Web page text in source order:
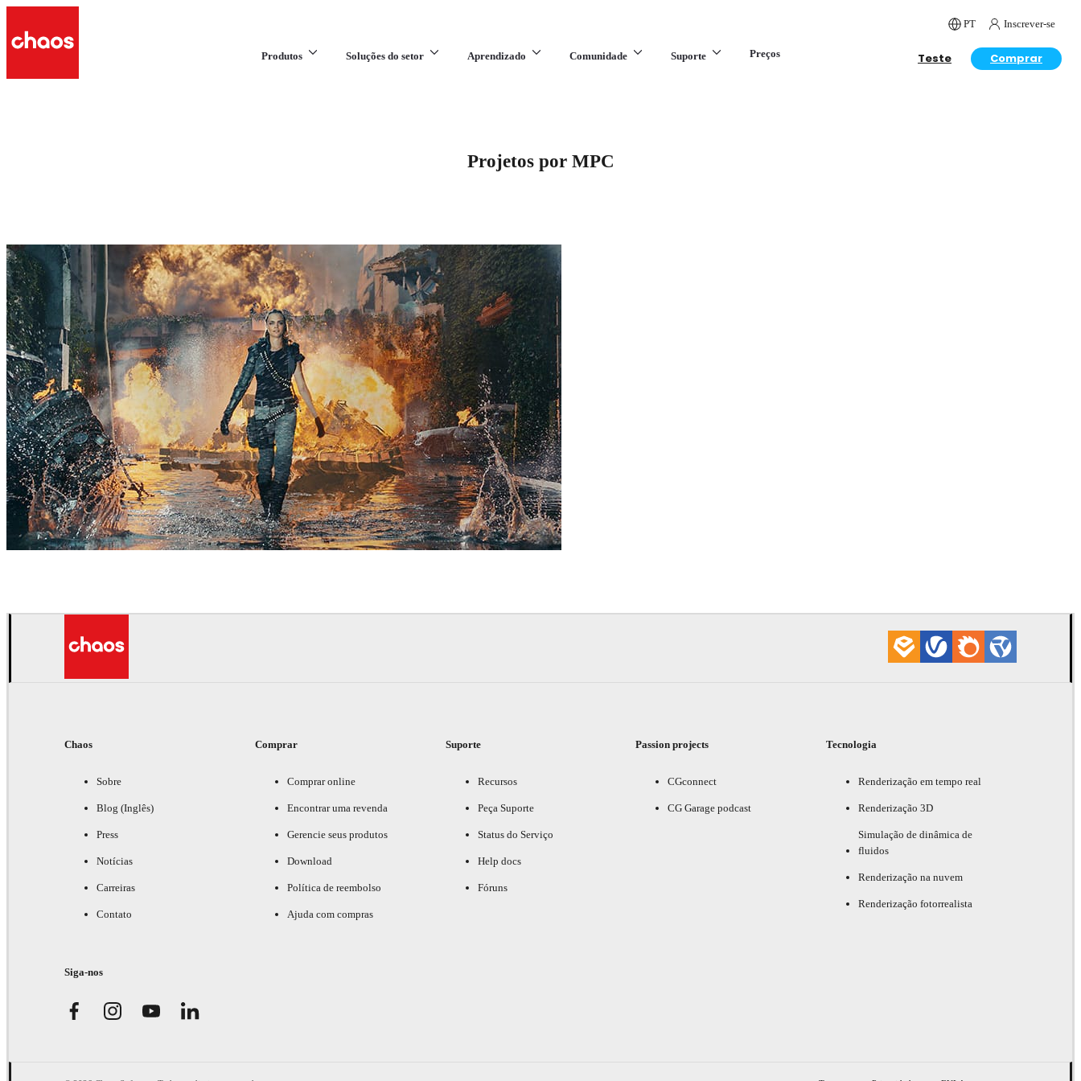
PT Inscrever-se
Produtos Soluções do setor Aprendizado Comunidade Suporte Preços Teste Comprar
Projetos por MPC
Chaos
Sobre
Blog (Inglês)
Press
Notícias
Carreiras
Contato
Comprar
Comprar online
Encontrar uma revenda
Gerencie seus produtos
Download
Política de reembolso
Ajuda com compras
Suporte
Recursos
Peça Suporte
Status do Serviço
Help docs
Fóruns
Passion projects
CGconnect
CG Garage podcast
Tecnologia
Renderização em tempo real
Renderização 3D
Simulação de dinâmica de
fluidos
Renderização na nuvem
Renderização fotorrealista
Siga-nos